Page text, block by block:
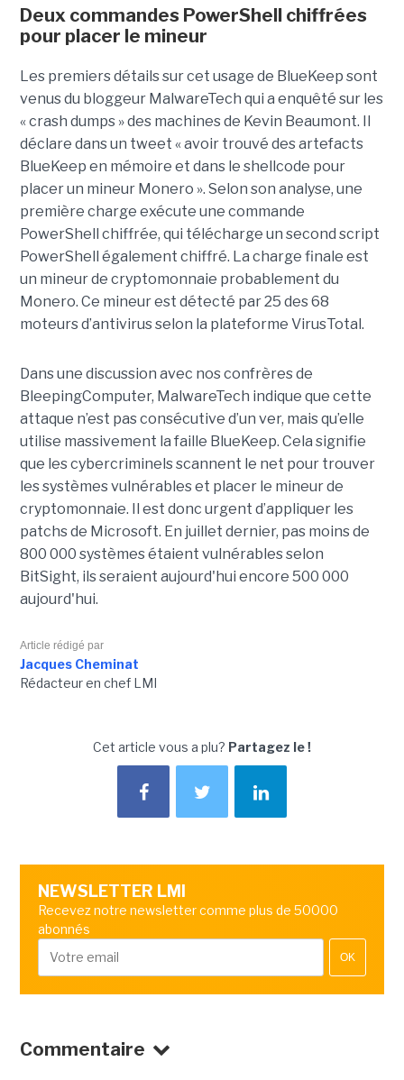
Deux commandes PowerShell chiffrées
pour placer le mineur
Les premiers détails sur cet usage de BlueKeep sont
venus du bloggeur MalwareTech qui a enquêté sur les
« crash dumps » des machines de Kevin Beaumont. Il
déclare dans un tweet « avoir trouvé des artefacts
BlueKeep en mémoire et dans le shellcode pour
placer un mineur Monero ». Selon son analyse, une
première charge exécute une commande
PowerShell chiffrée, qui télécharge un second script
PowerShell également chiffré. La charge finale est
un mineur de cryptomonnaie probablement du
Monero. Ce mineur est détecté par 25 des 68
moteurs d’antivirus selon la plateforme VirusTotal.
Dans une discussion avec nos confrères de
BleepingComputer, MalwareTech indique que cette
attaque n’est pas consécutive d’un ver, mais qu’elle
utilise massivement la faille BlueKeep. Cela signifie
que les cybercriminels scannent le net pour trouver
les systèmes vulnérables et placer le mineur de
cryptomonnaie. Il est donc urgent d’appliquer les
patchs de Microsoft. En juillet dernier, pas moins de
800 000 systèmes étaient vulnérables selon
BitSight, ils seraient aujourd'hui encore 500 000
aujourd'hui.
Article rédigé par
Jacques Cheminat
Rédacteur en chef LMI
Cet article vous a plu? Partagez le !
NEWSLETTER LMI
Recevez notre newsletter comme plus de 50000
abonnés
OK
Commentaire